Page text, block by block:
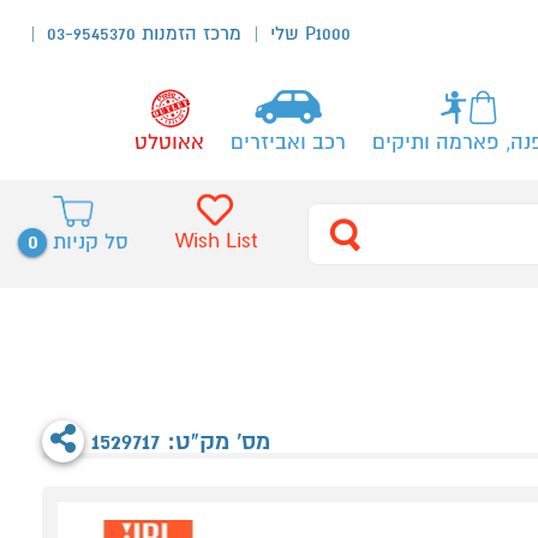
P1000 שלי מרכז הזמנות 03-9545370
פארמה ותיקים רכב ואביזרים אאוטלט
סל קניות 0 Wish List
מס' מק"ט: 1529717